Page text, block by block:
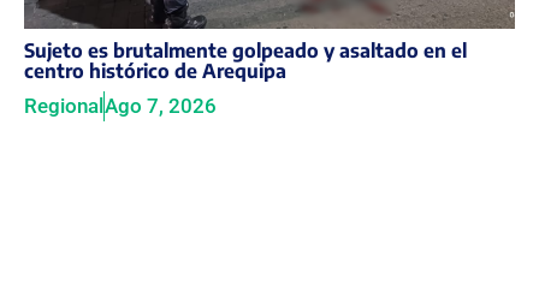
Sujeto es brutalmente golpeado y asaltado en el
centro histórico de Arequipa
Regional Ago 7, 2026